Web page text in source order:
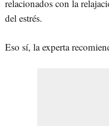
relacionados con la
del estrés.
Eso sí, la experta